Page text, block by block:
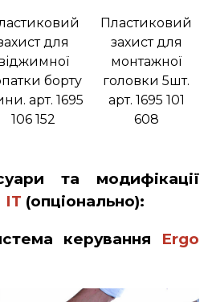
для
борту
арт. 1695
106 152
Пластиковий
захист для
монтажної
головки 5шт.
арт. 1695 101
608
та модифікації
IT (опціонально):
керування Ergo